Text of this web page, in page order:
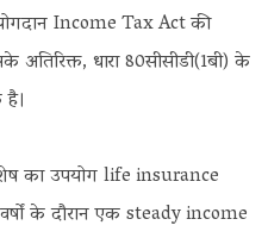
Income Tax Act की
धारा 80सीसीडी(1बी) के
का उपयोग life insurance
के दौरान एक steady income